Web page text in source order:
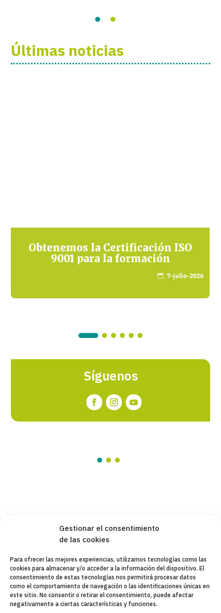
Gestionar el consentimiento
de las cookies
Para ofrecer las mejores experiencias, utilizamos tecnologías como las
cookies para almacenar y/o acceder a la información del dispositivo. El
consentimiento de estas tecnologías nos permitirá procesar datos
como el comportamiento de navegación o las identificaciones únicas en
este sitio. No consentir o retirar el consentimiento, puede afectar
negativamente a ciertas características y funciones.
Últimas noticias
Obtenemos la Certificación ISO
9001 para la formación
 7-julio-2026
Síguenos
Copyleft 2025Itaka-Escolapios
AVISO LEGAL
POLÍTICA DE PRIVACIDAD